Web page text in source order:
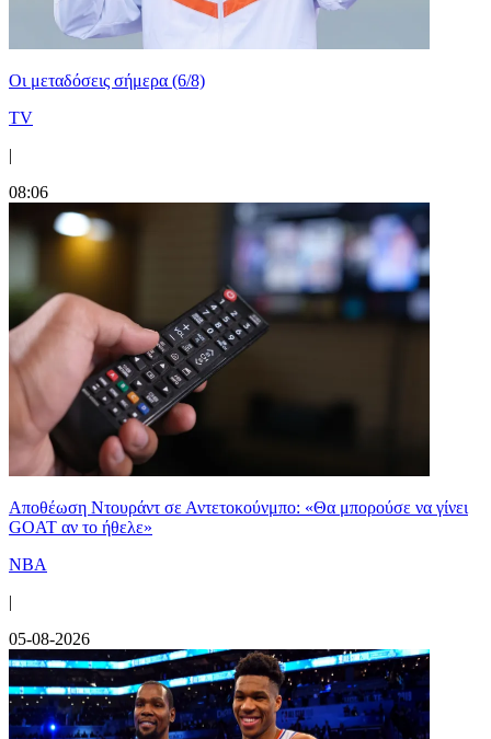
Οι μεταδόσεις σήμερα (6/8)
TV
|
08:06
Αποθέωση Ντουράντ σε Αντετοκούνμπο: «Θα μπορούσε να γίνει
GOAT αν το ήθελε»
NBA
|
05-08-2026